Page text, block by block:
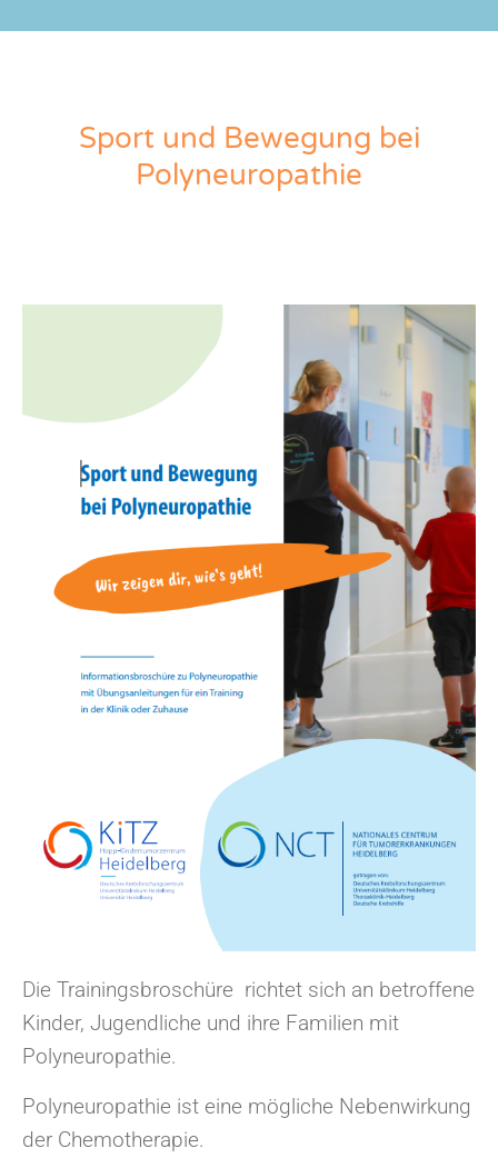
Sport und Bewegung bei
Polyneuropathie
Die Trainingsbroschüre richtet sich an betroffene
Kinder, Jugendliche und ihre Familien mit
Polyneuropathie.
Polyneuropathie ist eine mögliche Nebenwirkung
der Chemotherapie.